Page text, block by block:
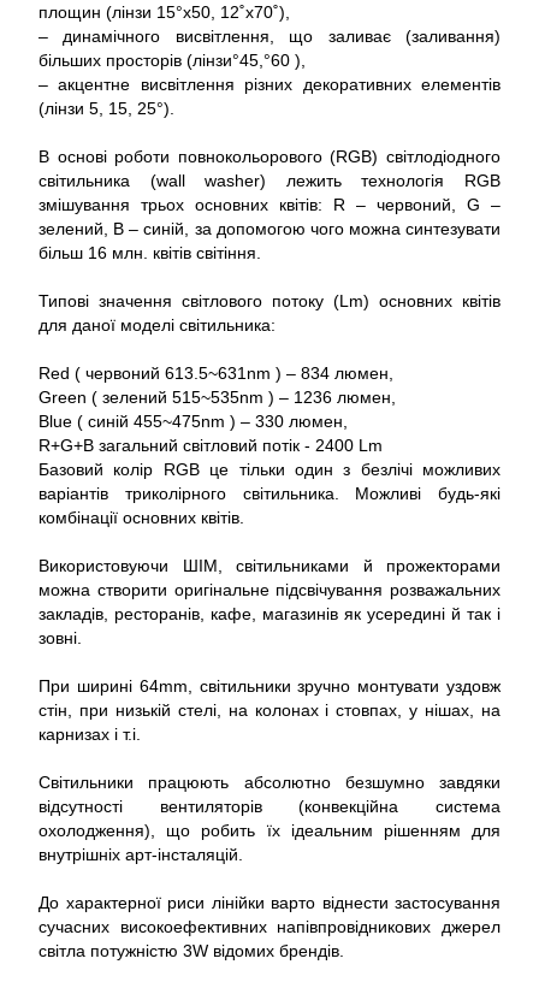
площин (лінзи 15°x50, 12˚x70˚),
– динамічного висвітлення, що заливає (заливання)
більших просторів (лінзи°45,°60 ),
– акцентне висвітлення різних декоративних елементів
(лінзи 5, 15, 25°).
В основі роботи повнокольорового (RGB) світлодіодного
світильника (wall washer) лежить технологія RGB
змішування трьох основних квітів: R – червоний, G –
зелений, B – синій, за допомогою чого можна синтезувати
більш 16 млн. квітів світіння.
Типові значення світлового потоку (Lm) основних квітів
для даної моделі світильника:
Red ( червоний 613.5~631nm ) – 834 люмен,
Green ( зелений 515~535nm ) – 1236 люмен,
Blue ( синій 455~475nm ) – 330 люмен,
R+G+B загальний світловий потік - 2400 Lm
Базовий колір RGB це тільки один з безлічі можливих
варіантів триколірного світильника. Можливі будь-які
комбінації основних квітів.
Використовуючи ШІМ, світильниками й прожекторами
можна створити оригінальне підсвічування розважальних
закладів, ресторанів, кафе, магазинів як усередині й так і
зовні.
При ширині 64mm, світильники зручно монтувати уздовж
стін, при низькій стелі, на колонах і стовпах, у нішах, на
карнизах і т.і.
Світильники працюють абсолютно безшумно завдяки
відсутності вентиляторів (конвекційна система
охолодження), що робить їх ідеальним рішенням для
внутрішніх арт-інсталяцій.
До характерної риси лінійки варто віднести застосування
сучасних високоефективних напівпровідникових джерел
світла потужністю 3W відомих брендів.